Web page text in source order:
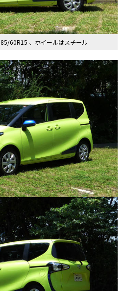
60R15 、ホイールはスチール